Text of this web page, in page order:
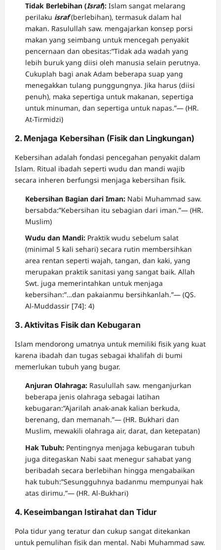
Tidak Berlebihan (Israf): Islam sangat melarang
perilaku israf(berlebihan), termasuk dalam hal
makan. Rasulullah saw. mengajarkan konsep porsi
makan yang seimbang untuk mencegah penyakit
pencernaan dan obesitas:”Tidak ada wadah yang
lebih buruk yang diisi oleh manusia selain perutnya.
Cukuplah bagi anak Adam beberapa suap yang
menegakkan tulang punggungnya. Jika harus (diisi
penuh), maka sepertiga untuk makanan, sepertiga
untuk minuman, dan sepertiga untuk napas.”— (HR.
At-Tirmidzi)
2. Menjaga Kebersihan (Fisik dan Lingkungan)
Kebersihan adalah fondasi pencegahan penyakit dalam
Islam. Ritual ibadah seperti wudu dan mandi wajib
secara inheren berfungsi menjaga kebersihan fisik.
Kebersihan Bagian dari Iman: Nabi Muhammad saw.
bersabda:”Kebersihan itu sebagian dari iman.”— (HR.
Muslim)
Wudu dan Mandi: Praktik wudu sebelum salat
(minimal 5 kali sehari) secara rutin membersihkan
area rentan seperti wajah, tangan, dan kaki, yang
merupakan praktik sanitasi yang sangat baik. Allah
Swt. juga memerintahkan untuk menjaga
kebersihan:”…dan pakaianmu bersihkanlah.”— (QS.
Al-Muddassir [74]: 4)
3. Aktivitas Fisik dan Kebugaran
Islam mendorong umatnya untuk memiliki fisik yang kuat
karena ibadah dan tugas sebagai khalifah di bumi
memerlukan tubuh yang bugar.
Anjuran Olahraga: Rasulullah saw. menganjurkan
beberapa jenis olahraga sebagai latihan
kebugaran:”Ajarilah anak-anak kalian berkuda,
berenang, dan memanah.”— (HR. Bukhari dan
Muslim, mewakili olahraga air, darat, dan ketepatan)
Hak Tubuh: Pentingnya menjaga kebugaran tubuh
juga ditegaskan Nabi saat menegur sahabat yang
beribadah secara berlebihan hingga mengabaikan
hak tubuh:”Sesungguhnya badanmu mempunyai hak
atas dirimu.”— (HR. Al-Bukhari)
4. Keseimbangan Istirahat dan Tidur
Pola tidur yang teratur dan cukup sangat ditekankan
untuk pemulihan fisik dan mental. Nabi Muhammad saw.